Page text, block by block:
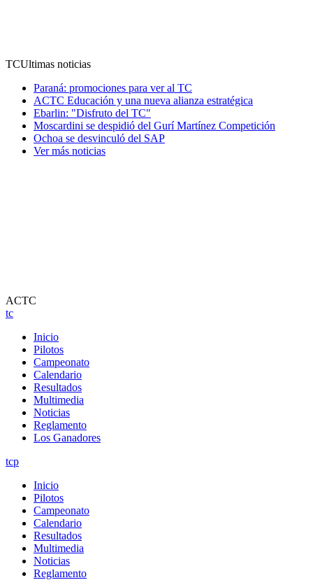
TCUltimas noticias
Paraná: promociones para ver al TC
ACTC Educación y una nueva alianza estratégica
Ebarlin: "Disfruto del TC"
Moscardini se despidió del Gurí Martínez Competición
Ochoa se desvinculó del SAP
Ver más noticias
ACTC
tc
Inicio
Pilotos
Campeonato
Calendario
Resultados
Multimedia
Noticias
Reglamento
Los Ganadores
tcp
Inicio
Pilotos
Campeonato
Calendario
Resultados
Multimedia
Noticias
Reglamento